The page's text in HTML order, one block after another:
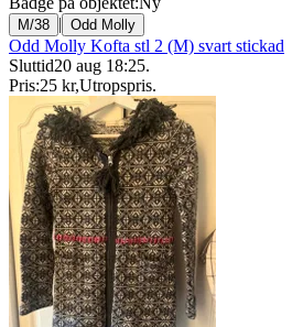
M/38 | Odd Molly
Odd Molly Kofta stl 2 (M) svart stickad
Sluttid20 aug 18:25.
Pris:25 kr,Utropspris.